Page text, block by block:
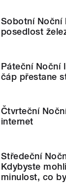
Sobotní Noční
posedlost
Páteční Noční
čáp přestane
Čtvrteční
internet
Středeční
Kdybyste
minulost, co